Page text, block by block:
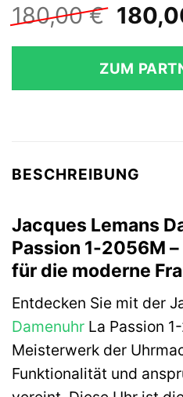
180,00€
Preis
war:
ZUM
BESCHREIBUNG
Jacques Lemans
Passion 1-2056M
für die moderne
Entdecken Sie mit der
Damenuhr La Passion
Meisterwerk der
Funktionalität und